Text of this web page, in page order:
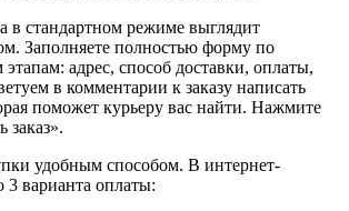
в стандартном режиме выглядит
Заполняете полностью форму по
адрес, способ доставки, оплаты,
в комментарии к заказу написать
поможет курьеру вас найти. Нажмите
удобным способом. В интернет-
3 варианта оплаты: